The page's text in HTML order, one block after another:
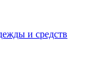
и средств